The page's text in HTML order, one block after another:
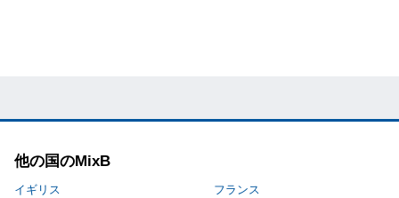
他の国のMixB
イギリス
フランス